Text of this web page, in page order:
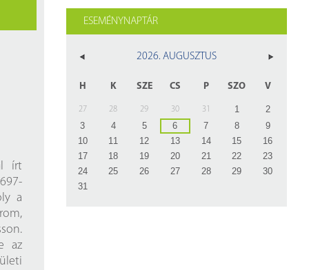
írt
a
az
ESEMÉNYNAPTÁR
2026. AUGUSZTUS
H K SZE CS P SZO V
27 28 29 30 31 1
2
3
4 5 6 7 8
9
10
11 12 13 14 15
16
17
18 19 20 21 22
23
24
25 26 27 28 29
30
31